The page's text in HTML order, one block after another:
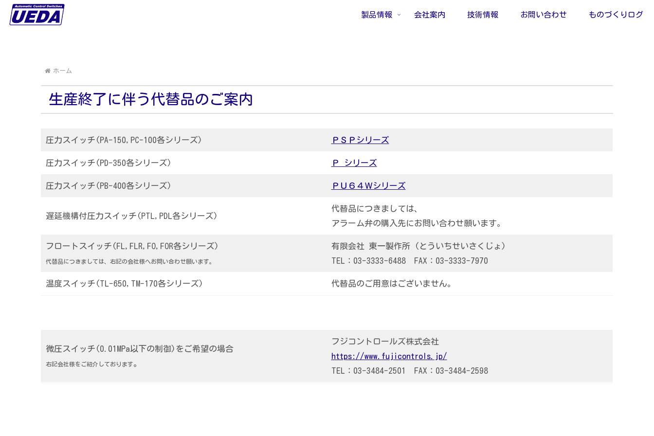
製品情報 会社案内 技術情報 お問い合わせ ものづくりログ
ホーム
生産終了に伴う代替品のご案内
圧力スイッチ(PA-150,PC-100各シリーズ) ＰＳＰシリーズ
圧力スイッチ(PD-350各シリーズ) Ｐ シリーズ
圧力スイッチ(PB-400各シリーズ) ＰＵ６４Ｗシリーズ
遅延機構付圧力スイッチ(PTL,PDL各シリーズ)
代替品につきましては、
アラーム弁の購入先にお問い合わせ願います。
フロートスイッチ(FL,FLR,FO,FOR各シリーズ)
代替品につきましては、右記の会社様へお問い合わせ願います。
有限会社 東一製作所 (とういちせいさくじょ)
TEL：03-3333-6488 FAX：03-3333-7970
温度スイッチ(TL-650,TM-170各シリーズ) 代替品のご用意はございません。
微圧スイッチ(0.01MPa以下の制御)をご希望の場合
右記会社様をご紹介しております。
フジコントロールズ株式会社
https://www.fujicontrols.jp/
TEL：03-3484-2501 FAX：03-3484-2598